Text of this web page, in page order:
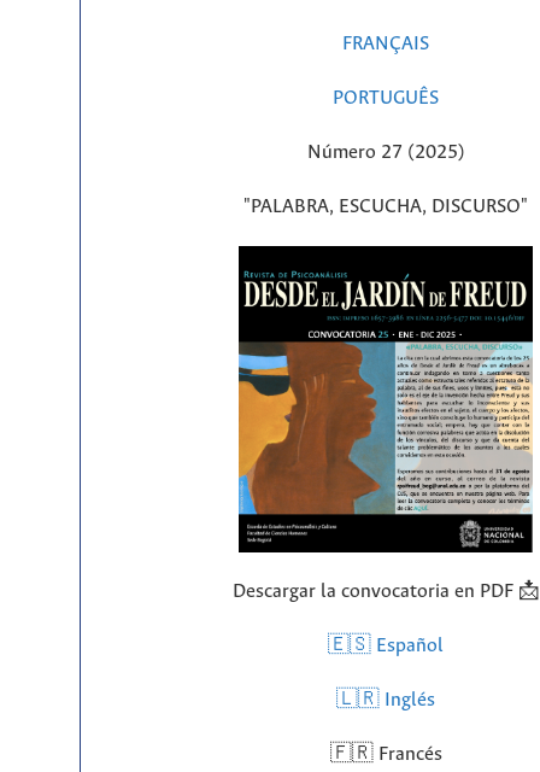
FRANÇAIS
PORTUGUÊS
Número 27 (2025)
"PALABRA, ESCUCHA, DISCURSO"
Descargar la convocatoria en PDF 📩
🇪🇸 Español
🇱🇷 Inglés
🇫🇷 Francés